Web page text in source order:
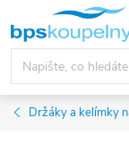
obsah
Držáky a kelímky